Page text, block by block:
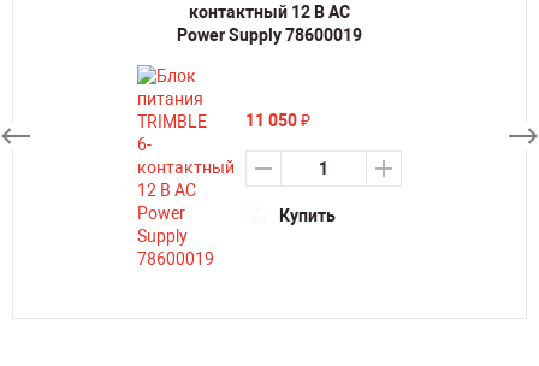
контактный 12 В AC
Power Supply 78600019
11 050₽
Купить